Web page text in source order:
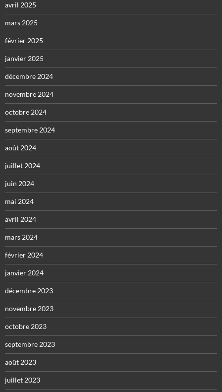
avril 2025
mars 2025
février 2025
janvier 2025
décembre 2024
novembre 2024
octobre 2024
septembre 2024
août 2024
juillet 2024
juin 2024
mai 2024
avril 2024
mars 2024
février 2024
janvier 2024
décembre 2023
novembre 2023
octobre 2023
septembre 2023
août 2023
juillet 2023